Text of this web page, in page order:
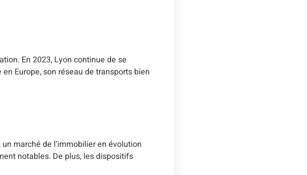
En 2023, Lyon continue de se
Europe, son réseau de transports bien
marché de l’immobilier en évolution
notables. De plus, les dispositifs